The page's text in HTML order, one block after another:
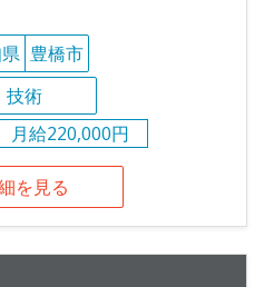
豊橋市
技術
月給220,000円
を見る